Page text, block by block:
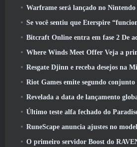
Warframe será lançado no Nintendo Switch 2 Bem a tempo para a
Se você sentiu que Eterspire “funciona como uma porcaria”, O
Bitcraft Online entra em fase 2 De
Where Winds Meet Offer Veja a primeira grande
Resgate Djinn e receba desejos na Mirage
Riot Games emite segundo conjunto
Revelada a data de lançamento global de
Último teste alfa fechado do
RuneScape anuncia ajustes no modelo de associação Premier para levar em
O primeiro servidor Boost do RAVEN2 é lançado